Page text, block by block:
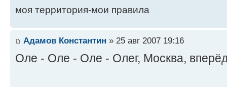
моя территория-мои правила
Адамов Константин » 25 авг 2007 19:16
Оле - Оле - Оле - Олег, Москва,